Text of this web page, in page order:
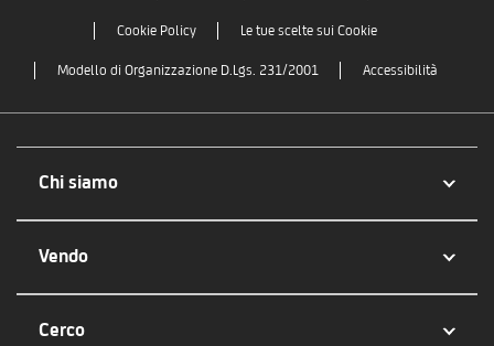
Cookie Policy Le tue scelte sui Cookie
Modello di Organizzazione D.Lgs. 231/2001 Accessibilità
Chi siamo
Vendo
Cerco